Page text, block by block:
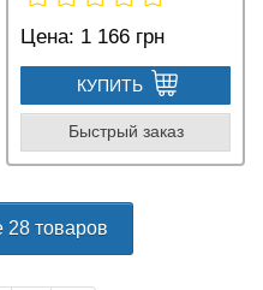
Цена: 1 166 грн
КУПИТЬ
Быстрый заказ
28 товаров